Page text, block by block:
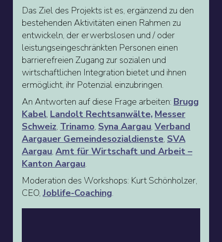
Das Ziel des Projekts ist es, ergänzend zu den
bestehenden Aktivitäten einen Rahmen zu
entwickeln, der erwerbslosen und / oder
leistungseingeschränkten Personen einen
barrierefreien Zugang zur sozialen und
wirtschaftlichen Integration bietet und ihnen
ermöglicht, ihr Potenzial einzubringen.
An Antworten auf diese Frage arbeiten: Brugg
Kabel, Landolt Rechtsanwälte, Messer
Schweiz, Trinamo, Syna Aargau, Verband
Aargauer Gemeindesozialdienste, SVA
Aargau, Amt für Wirtschaft und Arbeit –
Kanton Aargau.
Moderation des Workshops: Kurt Schönholzer,
CEO, Joblife-Coaching.